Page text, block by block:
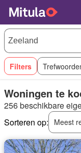
Filters
Woningen te
256 beschikbare
Sorteren op:
Meest